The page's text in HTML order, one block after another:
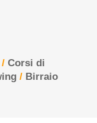
/ Corsi di
/ Birraio